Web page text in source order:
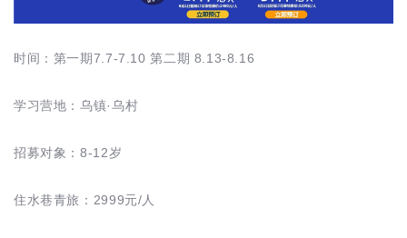
时间：第一期7.7-7.10 第二期 8.13-8.16
学习营地：乌镇·乌村
招募对象：8-12岁
住水巷青旅：2999元/人